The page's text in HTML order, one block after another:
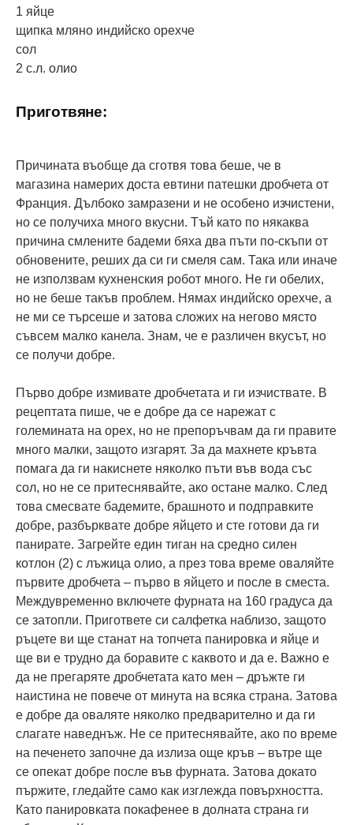
1 яйце
щипка мляно индийско орехче
сол
2 с.л. олио
Приготвяне:
Причината въобще да сготвя това беше, че в
магазина намерих доста евтини патешки дробчета от
Франция. Дълбоко замразени и не особено изчистени,
но се получиха много вкусни. Тъй като по някаква
причина смлените бадеми бяха два пъти по-скъпи от
обновените, реших да си ги смеля сам. Така или иначе
не използвам кухненския робот много. Не ги обелих,
но не беше такъв проблем. Нямах индийско орехче, а
не ми се търсеше и затова сложих на негово място
съвсем малко канела. Знам, че е различен вкусът, но
се получи добре.
Първо добре измивате дробчетата и ги изчиствате. В
рецептата пише, че е добре да се нарежат с
големината на орех, но не препоръчвам да ги правите
много малки, защото изгарят. За да махнете кръвта
помага да ги накиснете няколко пъти във вода със
сол, но не се притеснявайте, ако остане малко. След
това смесвате бадемите, брашното и подправките
добре, разбърквате добре яйцето и сте готови да ги
панирате. Загрейте един тиган на средно силен
котлон (2) с лъжица олио, а през това време оваляйте
първите дробчета – първо в яйцето и после в сместа.
Междувременно включете фурната на 160 градуса да
се затопли. Пригответе си салфетка наблизо, защото
ръцете ви ще станат на топчета панировка и яйце и
ще ви е трудно да боравите с каквото и да е. Важно е
да не прегаряте дробчетата като мен – дръжте ги
наистина не повече от минута на всяка страна. Затова
е добре да оваляте няколко предварително и да ги
слагате наведнъж. Не се притеснявайте, ако по време
на печенето започне да излиза още кръв – вътре ще
се опекат добре после във фурната. Затова докато
пържите, гледайте само как изглежда повърхността.
Като панировката покафенее в долната страна ги